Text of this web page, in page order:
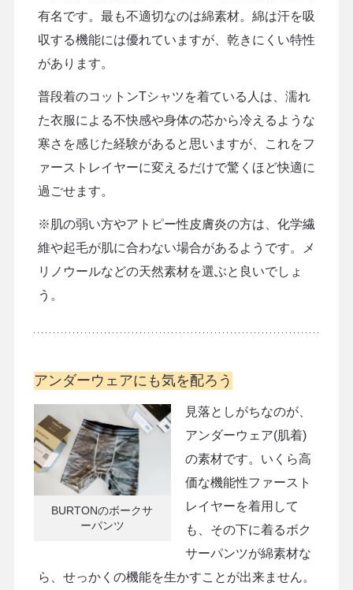
有名です。最も不適切なのは綿素材。綿は汗を吸
収する機能には優れていますが、乾きにくい特性
があります。
普段着のコットンTシャツを着ている人は、濡れ
た衣服による不快感や身体の芯から冷えるような
寒さを感じた経験があると思いますが、これをフ
ァーストレイヤーに変えるだけで驚くほど快適に
過ごせます。
※肌の弱い方やアトピー性皮膚炎の方は、化学繊
維や起毛が肌に合わない場合があるようです。メ
リノウールなどの天然素材を選ぶと良いでしょ
う。
アンダーウェアにも気を配ろう
BURTONのボークサ
ーパンツ
見落としがちなのが、
アンダーウェア(肌着)
の素材です。いくら高
価な機能性ファースト
レイヤーを着用して
も、その下に着るボク
サーパンツが綿素材な
ら、せっかくの機能を生かすことが出来ません。